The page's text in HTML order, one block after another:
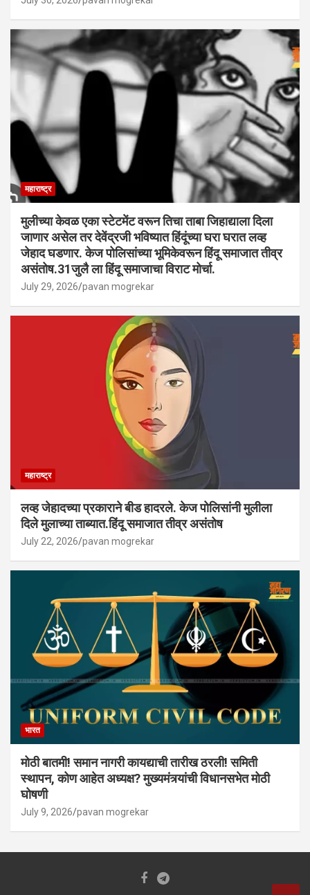
महाराष्ट्र
मुलीच्या केवळ एका स्टेटमेंट वरून तिचा ताबा जिहाद्याला दिला
जाणार असेल तर देवेंद्रजी भविष्यात हिंदूंच्या घरा घरात लव्ह
जेहाद घडणार. केज पोलिसांच्या भूमिकेवरून हिंदू समाजात तीव्र
असंतोष.31जुलै ला हिंदू समाजाचा विराट मोर्चा.
July 29, 2026 pavan mogrekar
महाराष्ट्र
लव्ह जेहादच्या प्रकाराने बीड हादरले. केज पोलिसांनी मुलीला
दिले मुलाच्या ताब्यात.हिंदू समाजात तीव्र असंतोष
July 22, 2026 pavan mogrekar
भारत
मोठी बातमी! समान नागरी कायद्याची तारीख ठरली! समिती
स्थापन, कोण आहेत अध्यक्ष? मुख्यमंत्र्यांची विधानसभेत मोठी
घोषणी
July 9, 2026 pavan mogrekar